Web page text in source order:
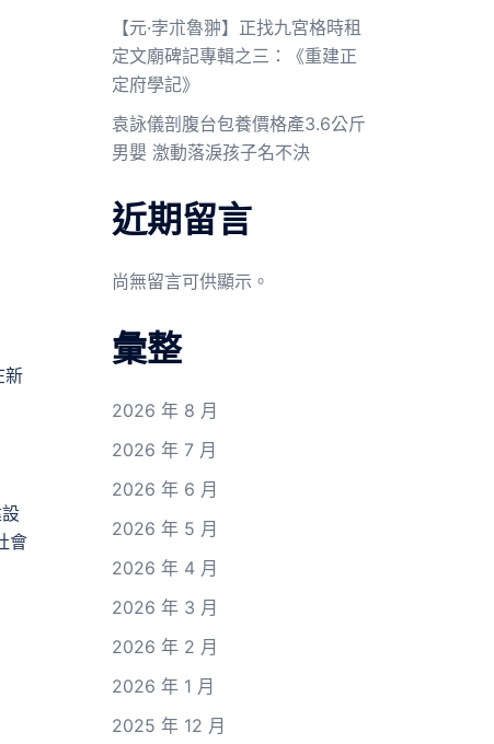
新
會
【元·孛朮魯翀】正找九宮格時租
定文廟碑記專輯之三：《重建正
定府學記》
袁詠儀剖腹台包養價格產3.6公斤
男嬰 激動落淚孩子名不決
近期留言
尚無留言可供顯示。
彙整
2026 年 8 月
2026 年 7 月
2026 年 6 月
2026 年 5 月
2026 年 4 月
2026 年 3 月
2026 年 2 月
2026 年 1 月
2025 年 12 月